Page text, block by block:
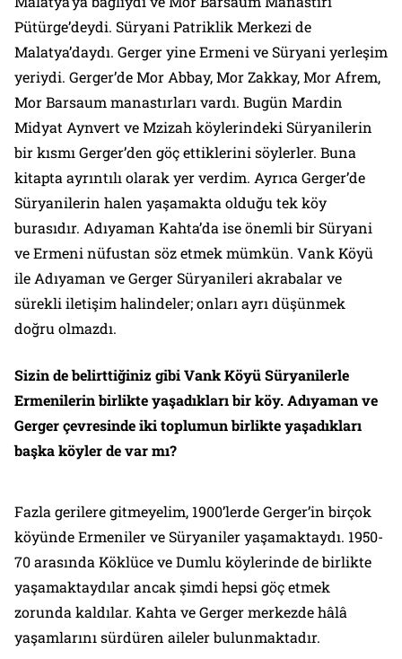
Pütürge’deydi. Süryani Patriklik Merkezi de
Malatya’daydı. Gerger yine Ermeni ve Süryani yerleşim
yeriydi. Gerger’de Mor Abbay, Mor Zakkay, Mor Afrem,
Mor Barsaum manastırları vardı. Bugün Mardin
Midyat Aynvert ve Mzizah köylerindeki Süryanilerin
bir kısmı Gerger’den göç ettiklerini söylerler. Buna
kitapta ayrıntılı olarak yer verdim. Ayrıca Gerger’de
Süryanilerin halen yaşamakta olduğu tek köy
burasıdır. Adıyaman Kahta’da ise önemli bir Süryani
ve Ermeni nüfustan söz etmek mümkün. Vank Köyü
ile Adıyaman ve Gerger Süryanileri akrabalar ve
sürekli iletişim halindeler; onları ayrı düşünmek
doğru olmazdı.
Sizin de belirttiğiniz gibi Vank Köyü Süryanilerle
Ermenilerin birlikte yaşadıkları bir köy. Adıyaman ve
Gerger çevresinde iki toplumun birlikte yaşadıkları
başka köyler de var mı?
Fazla gerilere gitmeyelim, 1900’lerde Gerger’in birçok
köyünde Ermeniler ve Süryaniler yaşamaktaydı. 1950-
70 arasında Köklüce ve Dumlu köylerinde de birlikte
yaşamaktaydılar ancak şimdi hepsi göç etmek
zorunda kaldılar. Kahta ve Gerger merkezde hâlâ
yaşamlarını sürdüren aileler bulunmaktadır.